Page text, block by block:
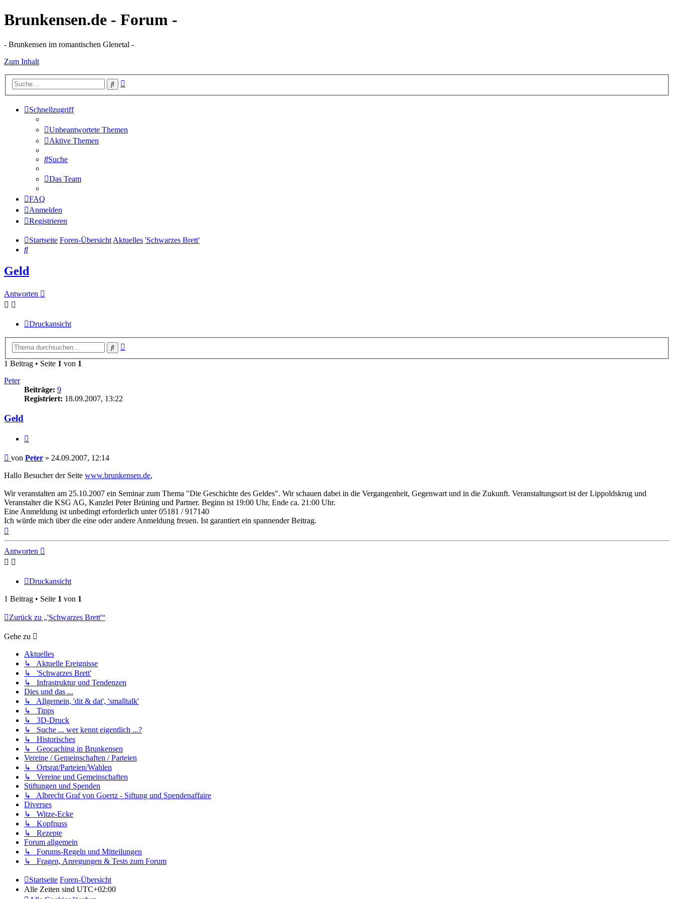
Brunkensen.de - Forum -
- Brunkensen im romantischen Glenetal -
Zum Inhalt
Suche
Schnellzugriff
Unbeantwortete Themen
Aktive Themen
Suche
Das Team
FAQ
Anmelden
Registrieren
Startseite Foren-ÜbersichtAktuelles 'Schwarzes Brett'
Suche
Geld
Antworten
Druckansicht
Suche
1 Beitrag • Seite 1 von 1
Peter
Beiträge: 9
Registriert: 18.09.2007, 13:22
Geld
Beitrag
von Peter » 24.09.2007, 12:14
Hallo Besucher der Seite www.brunkensen.de,
Wir veranstalten am 25.10.2007 ein Seminar zum Thema "Die Geschichte des Geldes". Wir schauen dabei in die Vergangenheit, Gegenwart und in die Zukunft. Veranstaltungsort ist der Lippoldskrug und
Veranstalter die KSG AG, Kanzlei Peter Brüning und Partner. Beginn ist 19:00 Uhr, Ende ca. 21:00 Uhr.
Eine Anmeldung ist unbedingt erforderlich unter 05181 / 917140
Ich würde mich über die eine oder andere Anmeldung freuen. Ist garantiert ein spannender Beitrag.
Antworten
Druckansicht
1 Beitrag • Seite 1 von 1
Zurück zu „'Schwarzes Brett'“
Gehe zu
Aktuelles
↳ Aktuelle Ereignisse
↳ 'Schwarzes Brett'
↳ Infrastruktur und Tendenzen
Dies und das ...
↳ Allgemein, 'dit & dat', 'smalltalk'
↳ Tipps
↳ 3D-Druck
↳ Suche ... wer kennt eigentlich ...?
↳ Historisches
↳ Geocaching in Brunkensen
Vereine / Gemeinschaften / Parteien
↳ Ortsrat/Parteien/Wahlen
↳ Vereine und Gemeinschaften
Stiftungen und Spenden
↳ Albrecht Graf von Goertz - Siftung und Spendenaffaire
Diverses
↳ Witze-Ecke
↳ Kopfnuss
↳ Rezepte
Forum allgemein
↳ Forums-Regeln und Mitteilungen
↳ Fragen, Anregungen & Tests zum Forum
Startseite Foren-Übersicht
Alle Zeiten sind UTC+02:00